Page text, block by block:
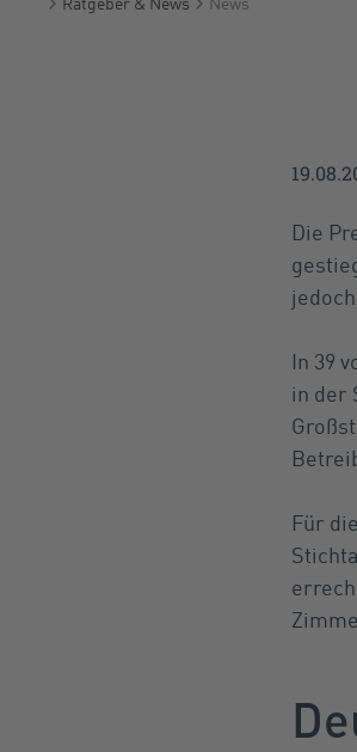
Die
In 39
in der
Für